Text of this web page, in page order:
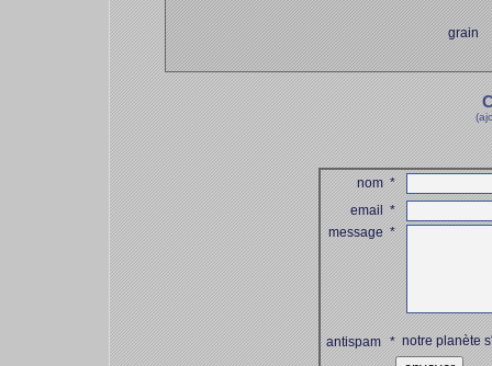
grain
nom*
email*
message*
antispam *notre planète